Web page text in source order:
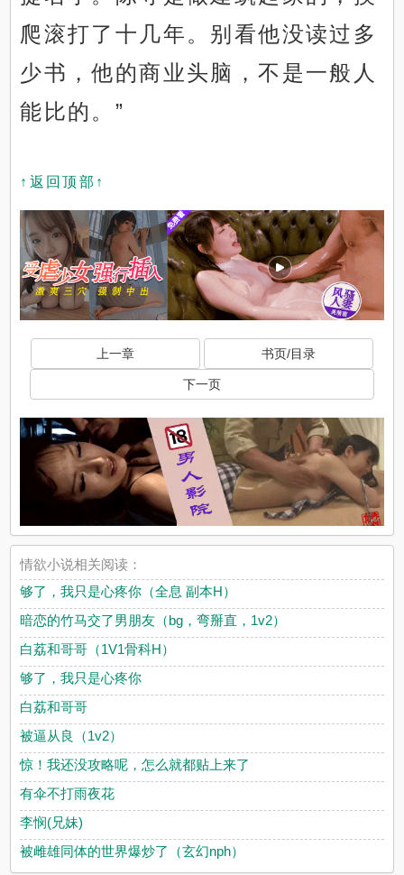
爬滚打了十几年。别看他没读过多
少书，他的商业头脑，不是一般人
能比的。”
↑返回顶部↑
上一章 书页/目录
下一页
情欲小说相关阅读：
够了，我只是心疼你（全息 副本H）
暗恋的竹马交了男朋友（bg，弯掰直，1v2）
白荔和哥哥（1V1骨科H）
够了，我只是心疼你
白荔和哥哥
被逼从良（1v2）
惊！我还没攻略呢，怎么就都贴上来了
有伞不打雨夜花
李悯(兄妹)
被雌雄同体的世界爆炒了（玄幻nph）